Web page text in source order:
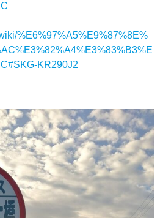
%E6%97%A5%E9%87%8E%
KR290J2